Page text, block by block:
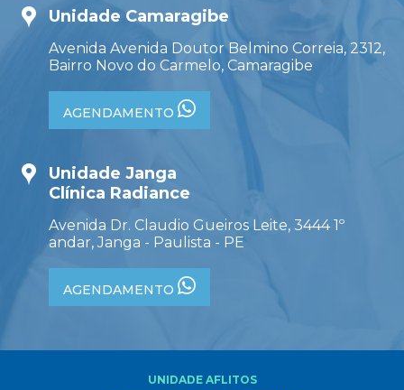
Unidade Camaragibe
Avenida Avenida Doutor Belmino Correia, 2312,
Bairro Novo do Carmelo, Camaragibe
AGENDAMENTO
Unidade Janga
Clínica Radiance
Avenida Dr. Claudio Gueiros Leite, 3444 1º
andar, Janga - Paulista - PE
AGENDAMENTO
UNIDADE AFLITOS